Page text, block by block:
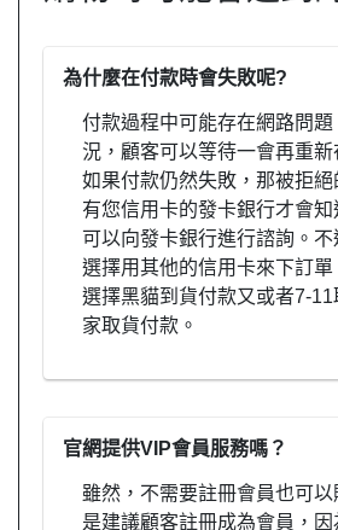
為什麼在付款時會失敗呢?
付款過程中可能存在網路問
況，顧客可以等待一會再重新
如果付款仍然失敗，那被拒絕
有您信用卡的發卡銀行才會
可以向發卡銀行進行諮詢。
選擇用其他的信用卡來下訂
選擇黑貓到貨付款又或者7-
家取貨付款。
官網提供VIP會員服務嗎？
雖然，不需要註冊會員也可
是建議顧客註冊成為會員，